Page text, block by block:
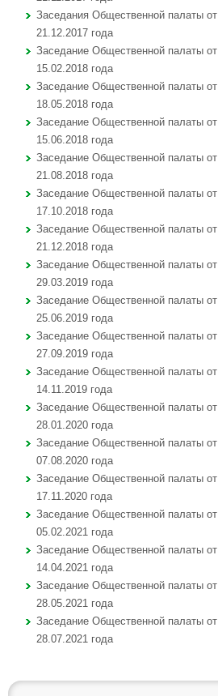
Заседания Общественной палаты от
21.12.2017 года
Заседание Общественной палаты от
15.02.2018 года
Заседание Общественной палаты от
18.05.2018 года
Заседание Общественной палаты от
15.06.2018 года
Заседание Общественной палаты от
21.08.2018 года
Заседание Общественной палаты от
17.10.2018 года
Заседание Общественной палаты от
21.12.2018 года
Заседание Общественной палаты от
29.03.2019 года
Заседание Общественной палаты от
25.06.2019 года
Заседание Общественной палаты от
27.09.2019 года
Заседание Общественной палаты от
14.11.2019 года
Заседание Общественной палаты от
28.01.2020 года
Заседание Общественной палаты от
07.08.2020 года
Заседание Общественной палаты от
17.11.2020 года
Заседание Общественной палаты от
05.02.2021 года
Заседание Общественной палаты от
14.04.2021 года
Заседание Общественной палаты от
28.05.2021 года
Заседание Общественной палаты от
28.07.2021 года